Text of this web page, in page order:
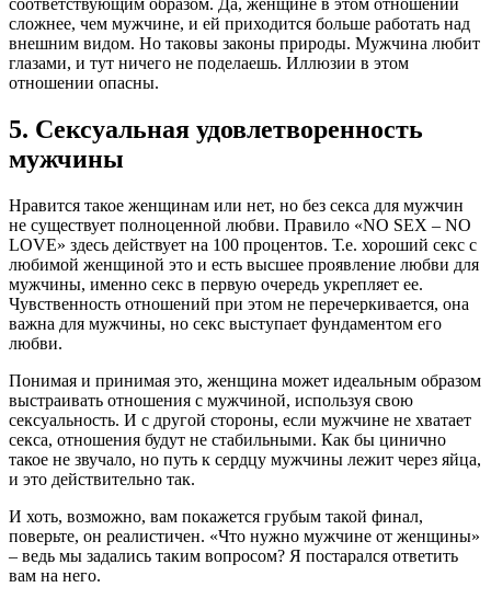
соответствующим образом. Да, женщине в этом отношении
сложнее, чем мужчине, и ей приходится больше работать над
внешним видом. Но таковы законы природы. Мужчина любит
глазами, и тут ничего не поделаешь. Иллюзии в этом
отношении опасны.
5. Сексуальная удовлетворенность
мужчины
Нравится такое женщинам или нет, но без секса для мужчин
не существует полноценной любви. Правило «NO SEX – NO
LOVE» здесь действует на 100 процентов. Т.е. хороший секс с
любимой женщиной это и есть высшее проявление любви для
мужчины, именно секс в первую очередь укрепляет ее.
Чувственность отношений при этом не перечеркивается, она
важна для мужчины, но секс выступает фундаментом его
любви.
Понимая и принимая это, женщина может идеальным образом
выстраивать отношения с мужчиной, используя свою
сексуальность. И с другой стороны, если мужчине не хватает
секса, отношения будут не стабильными. Как бы цинично
такое не звучало, но путь к сердцу мужчины лежит через яйца,
и это действительно так.
И хоть, возможно, вам покажется грубым такой финал,
поверьте, он реалистичен. «Что нужно мужчине от женщины»
– ведь мы задались таким вопросом? Я постарался ответить
вам на него.